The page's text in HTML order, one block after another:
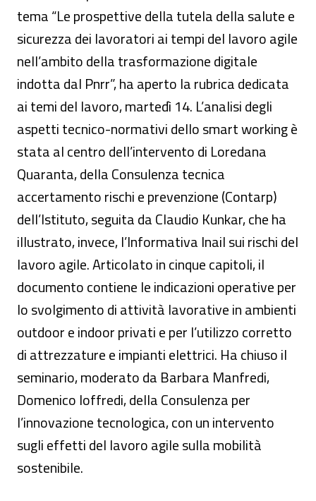
tema “Le prospettive della tutela della salute e
sicurezza dei lavoratori ai tempi del lavoro agile
nell’ambito della trasformazione digitale
indotta dal Pnrr”, ha aperto la rubrica dedicata
ai temi del lavoro, martedì 14. L’analisi degli
aspetti tecnico-normativi dello smart working è
stata al centro dell’intervento di Loredana
Quaranta, della Consulenza tecnica
accertamento rischi e prevenzione (Contarp)
dell’Istituto, seguita da Claudio Kunkar, che ha
illustrato, invece, l’Informativa Inail sui rischi del
lavoro agile. Articolato in cinque capitoli, il
documento contiene le indicazioni operative per
lo svolgimento di attività lavorative in ambienti
outdoor e indoor privati e per l’utilizzo corretto
di attrezzature e impianti elettrici. Ha chiuso il
seminario, moderato da Barbara Manfredi,
Domenico Ioffredi, della Consulenza per
l’innovazione tecnologica, con un intervento
sugli effetti del lavoro agile sulla mobilità
sostenibile.